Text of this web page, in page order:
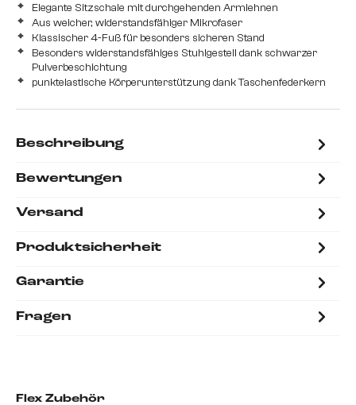
Elegante Sitzschale mit durchgehenden Armlehnen
Aus weicher, widerstandsfähiger Mikrofaser
Klassischer 4-Fuß für besonders sicheren Stand
Besonders widerstandsfähiges Stuhlgestell dank schwarzer
Pulverbeschichtung
punktelastische Körperunterstützung dank Taschenfederkern
Beschreibung
Bewertungen
Versand
Produktsicherheit
Garantie
Fragen
Flex Zubehör